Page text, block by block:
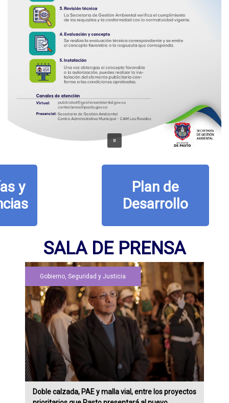
Plan de
Desarrollo
SALA DE PRENSA
Gobierno, Seguridad y Justicia
Doble calzada, PAE y malla vial, entre los proyectos